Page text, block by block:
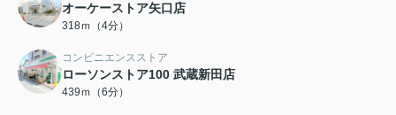
オーケーストア矢口店
318ｍ（4分）
コンビニエンスストア
ローソンストア100 武蔵新田店
439ｍ（6分）